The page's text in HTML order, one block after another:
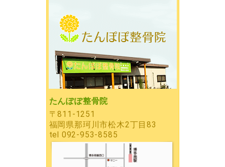
たんぽぽ整骨院
〒811-1251
福岡県那珂川市松木2丁目83
tel
092-953-8585